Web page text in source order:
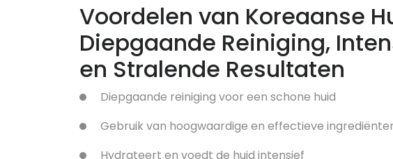
Voordelen van Koreaanse
Diepgaande Reiniging,
en Stralende Resultaten
Diepgaande reiniging voor een schone huid
Gebruik van hoogwaardige en effectieve
Hydrateert en voedt de huid intensief